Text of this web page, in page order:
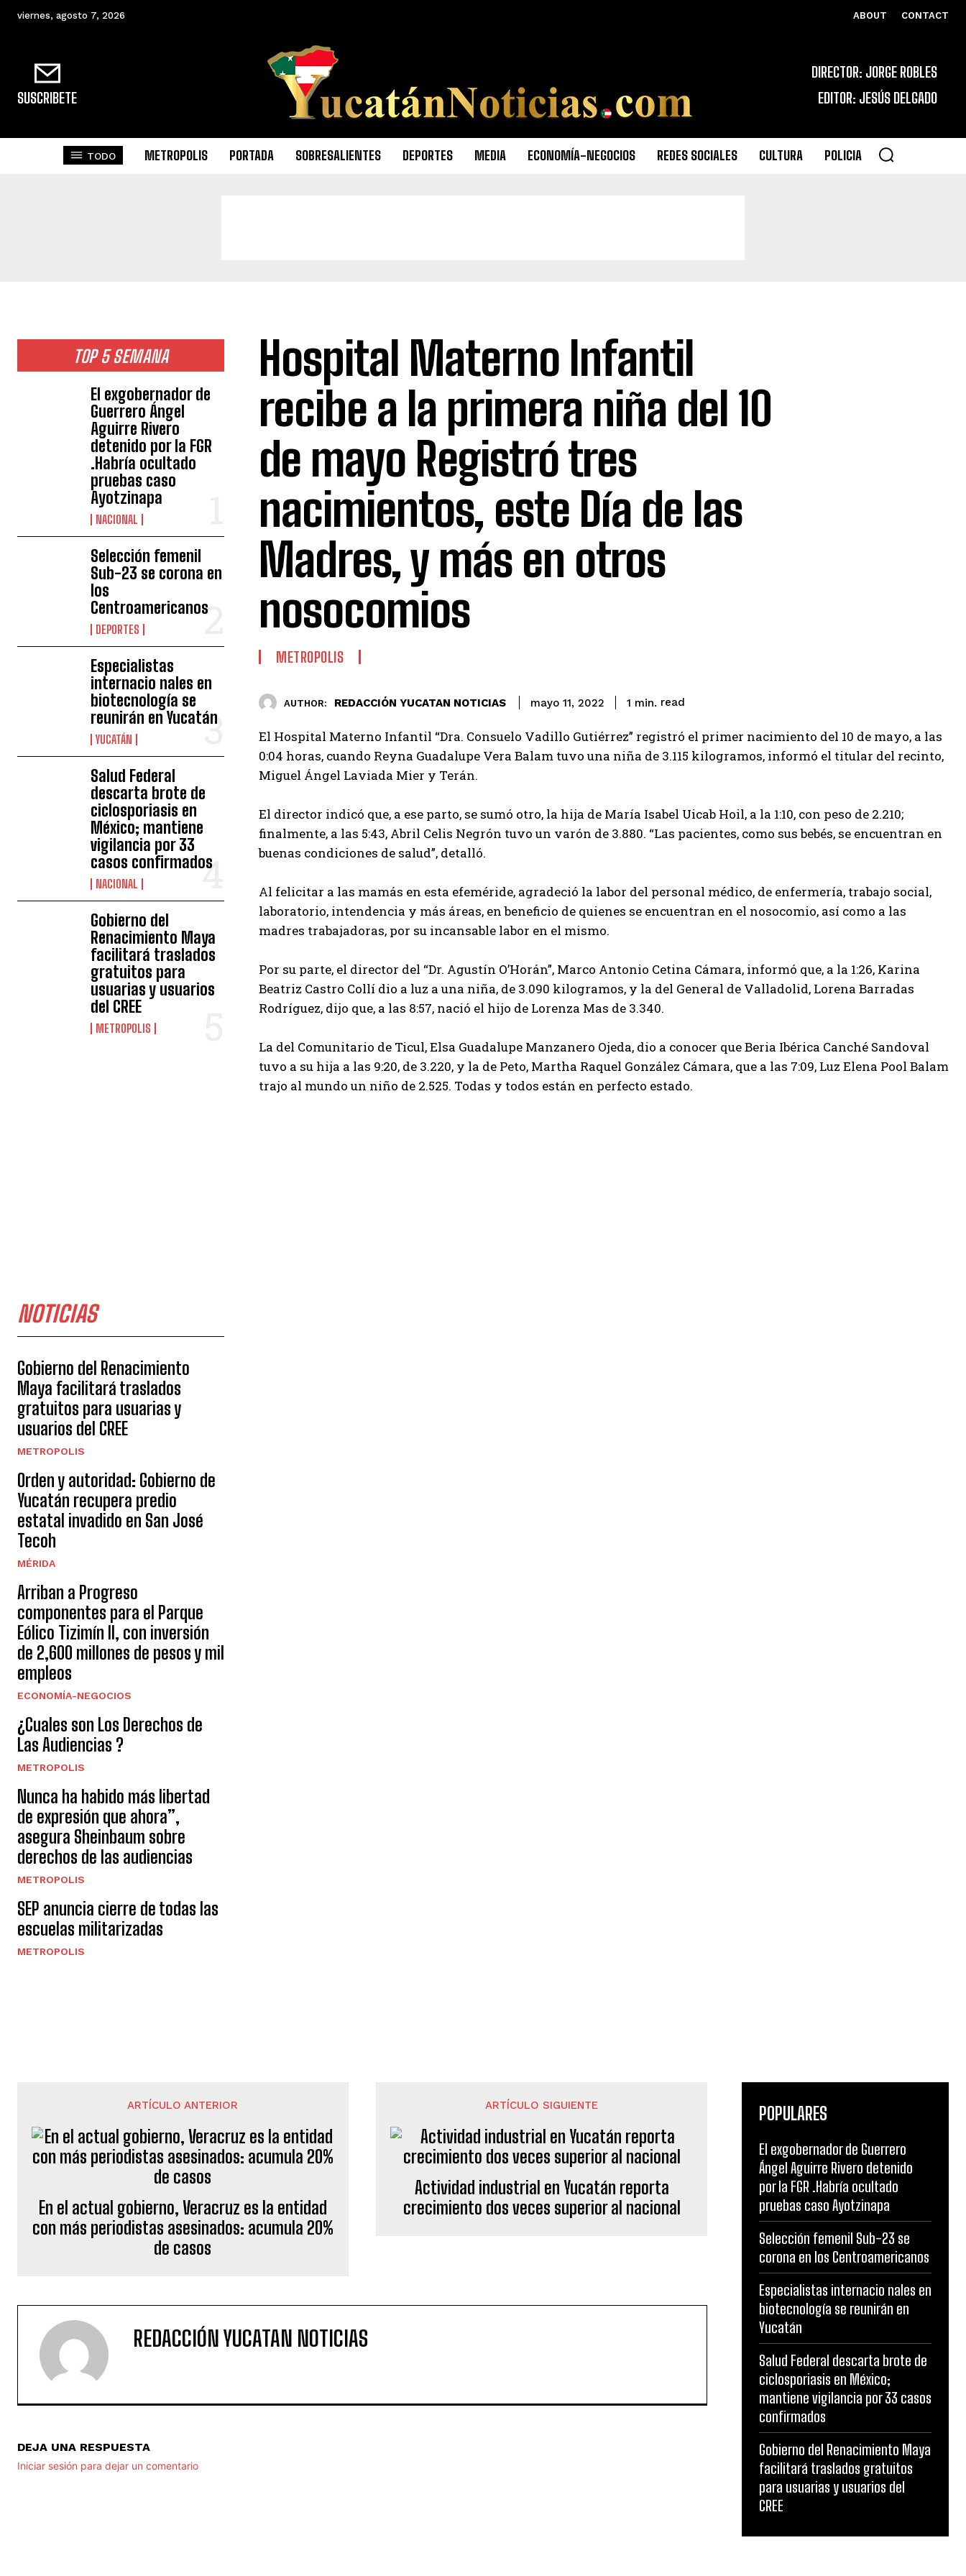
viernes, agosto 7, 2026 ABOUT CONTACT
SUSCRIBETE
DIRECTOR: JORGE ROBLES
EDITOR: JESÚS DELGADO
TODO METROPOLIS PORTADA SOBRESALIENTES DEPORTES MEDIA ECONOMÍA-NEGOCIOS REDES SOCIALES CULTURA POLICIA
TOP 5 SEMANA
El exgobernador de
Guerrero Ángel
Aguirre Rivero
detenido por la FGR
.Habría ocultado
pruebas caso
Ayotzinapa
NACIONAL
Selección femenil
Sub-23 se corona en
los
Centroamericanos
DEPORTES
Especialistas
internacio nales en
biotecnología se
reunirán en Yucatán
YUCATÁN
Salud Federal
descarta brote de
ciclosporiasis en
México; mantiene
vigilancia por 33
casos confirmados
NACIONAL
Gobierno del
Renacimiento Maya
facilitará traslados
gratuitos para
usuarias y usuarios
del CREE
METROPOLIS
NOTICIAS
Gobierno del Renacimiento
Maya facilitará traslados
gratuitos para usuarias y
usuarios del CREE
METROPOLIS
Orden y autoridad: Gobierno de
Yucatán recupera predio
estatal invadido en San José
Tecoh
MÉRIDA
Arriban a Progreso
componentes para el Parque
Eólico Tizimín II, con inversión
de 2,600 millones de pesos y mil
empleos
ECONOMÍA-NEGOCIOS
¿Cuales son Los Derechos de
Las Audiencias ?
METROPOLIS
Nunca ha habido más libertad
de expresión que ahora”,
asegura Sheinbaum sobre
derechos de las audiencias
METROPOLIS
SEP anuncia cierre de todas las
escuelas militarizadas
METROPOLIS
Hospital Materno Infantil
recibe a la primera niña del 10
de mayo Registró tres
nacimientos, este Día de las
Madres, y más en otros
nosocomios
METROPOLIS
AUTHOR: REDACCIÓN YUCATAN NOTICIAS mayo 11, 2022 1 min. read
El Hospital Materno Infantil “Dra. Consuelo Vadillo Gutiérrez” registró el primer nacimiento del 10 de mayo, a las
0:04 horas, cuando Reyna Guadalupe Vera Balam tuvo una niña de 3.115 kilogramos, informó el titular del recinto,
Miguel Ángel Laviada Mier y Terán.
El director indicó que, a ese parto, se sumó otro, la hija de María Isabel Uicab Hoil, a la 1:10, con peso de 2.210;
finalmente, a las 5:43, Abril Celis Negrón tuvo un varón de 3.880. “Las pacientes, como sus bebés, se encuentran en
buenas condiciones de salud”, detalló.
Al felicitar a las mamás en esta efeméride, agradeció la labor del personal médico, de enfermería, trabajo social,
laboratorio, intendencia y más áreas, en beneficio de quienes se encuentran en el nosocomio, así como a las
madres trabajadoras, por su incansable labor en el mismo.
Por su parte, el director del “Dr. Agustín O’Horán”, Marco Antonio Cetina Cámara, informó que, a la 1:26, Karina
Beatriz Castro Collí dio a luz a una niña, de 3.090 kilogramos, y la del General de Valladolid, Lorena Barradas
Rodríguez, dijo que, a las 8:57, nació el hijo de Lorenza Mas de 3.340.
La del Comunitario de Ticul, Elsa Guadalupe Manzanero Ojeda, dio a conocer que Beria Ibérica Canché Sandoval
tuvo a su hija a las 9:20, de 3.220, y la de Peto, Martha Raquel González Cámara, que a las 7:09, Luz Elena Pool Balam
trajo al mundo un niño de 2.525. Todas y todos están en perfecto estado.
ARTÍCULO ANTERIOR
En el actual gobierno, Veracruz es la entidad
con más periodistas asesinados: acumula 20%
de casos
ARTÍCULO SIGUIENTE
Actividad industrial en Yucatán reporta
crecimiento dos veces superior al nacional
REDACCIÓN YUCATAN NOTICIAS
DEJA UNA RESPUESTA
Iniciar sesión para dejar un comentario
POPULARES
El exgobernador de Guerrero
Ángel Aguirre Rivero detenido
por la FGR .Habría ocultado
pruebas caso Ayotzinapa
Selección femenil Sub-23 se
corona en los Centroamericanos
Especialistas internacio nales en
biotecnología se reunirán en
Yucatán
Salud Federal descarta brote de
ciclosporiasis en México;
mantiene vigilancia por 33 casos
confirmados
Gobierno del Renacimiento Maya
facilitará traslados gratuitos
para usuarias y usuarios del
CREE